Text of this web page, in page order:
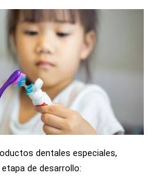
dentales especiales,
de desarrollo: